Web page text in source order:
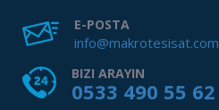
E-POSTA
info@makrotesisat.com
BIZI ARAYIN
0533 490 55 62